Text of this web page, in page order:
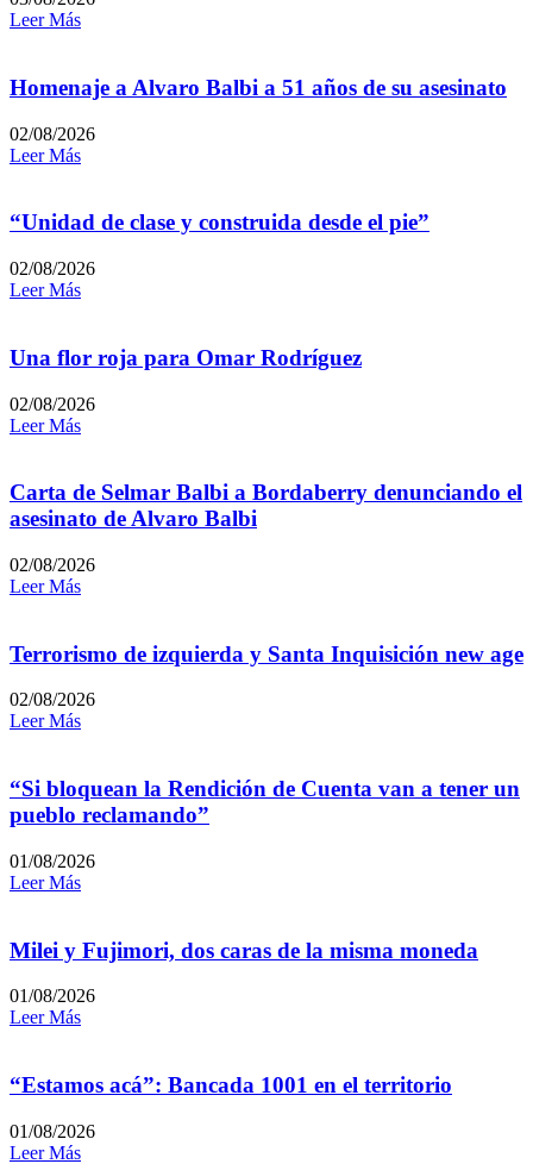
Leer Más
Homenaje a Alvaro Balbi a 51 años de su asesinato
02/08/2026
Leer Más
“Unidad de clase y construida desde el pie”
02/08/2026
Leer Más
Una flor roja para Omar Rodríguez
02/08/2026
Leer Más
Carta de Selmar Balbi a Bordaberry denunciando el
asesinato de Alvaro Balbi
02/08/2026
Leer Más
Terrorismo de izquierda y Santa Inquisición new age
02/08/2026
Leer Más
“Si bloquean la Rendición de Cuenta van a tener un
pueblo reclamando”
01/08/2026
Leer Más
Milei y Fujimori, dos caras de la misma moneda
01/08/2026
Leer Más
“Estamos acá”: Bancada 1001 en el territorio
01/08/2026
Leer Más